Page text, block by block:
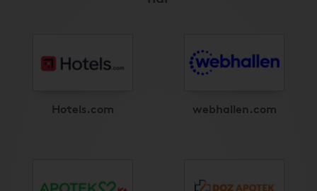
Hotels.com webhallen.com